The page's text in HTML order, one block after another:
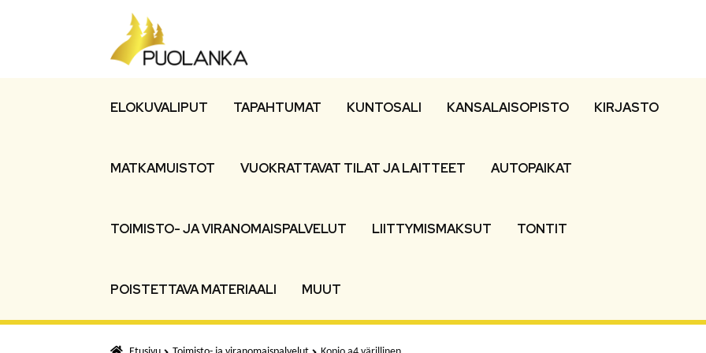
Siirry
navigointiin
Siirry
sisältöön
ELOKUVALIPUT TAPAHTUMAT KUNTOSALI KANSALAISOPISTO KIRJASTO
MATKAMUISTOT VUOKRATTAVAT TILAT JA LAITTEET AUTOPAIKAT
TOIMISTO- JA VIRANOMAISPALVELUT LIITTYMISMAKSUT TONTIT
POISTETTAVA MATERIAALI MUUT